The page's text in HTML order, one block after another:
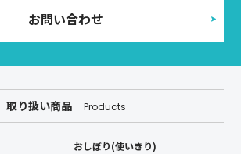
お問い合わせ
取り扱い商品 Products
おしぼり(使いきり)